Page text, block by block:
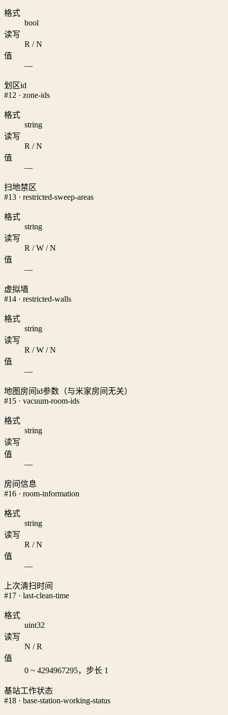
格式
bool
读写
R / N
值
—
划区id
#12 · zone-ids
格式
string
读写
R / N
值
—
扫地禁区
#13 · restricted-sweep-areas
格式
string
读写
R / W / N
值
—
虚拟墙
#14 · restricted-walls
格式
string
读写
R / W / N
值
—
地图房间id参数（与米家房间无关）
#15 · vacuum-room-ids
格式
string
读写
值
—
房间信息
#16 · room-information
格式
string
读写
R / N
值
—
上次清扫时间
#17 · last-clean-time
格式
uint32
读写
N / R
值
0 ~ 4294967295，步长 1
基站工作状态
#18 · base-station-working-status